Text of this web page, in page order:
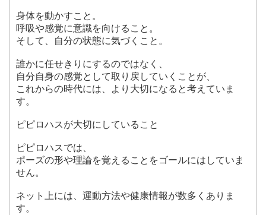
身体を動かすこと。
呼吸や感覚に意識を向けること。
そして、自分の状態に気づくこと。
誰かに任せきりにするのではなく、
自分自身の感覚として取り戻していくことが、
これからの時代には、より大切になると考えていま
す。
ピピロハスが大切にしていること
ピピロハスでは、
ポーズの形や理論を覚えることをゴールにはしていま
せん。
ネット上には、運動方法や健康情報が数多くありま
す。